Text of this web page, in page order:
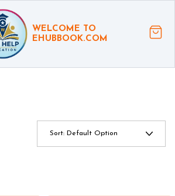
WELCOME TO
EHUBBOOK.COM
Sort: Default Option